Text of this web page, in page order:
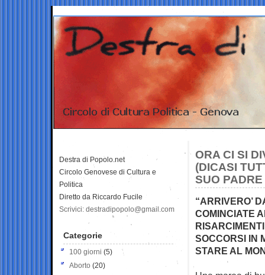
ORA CI SI
(DICASI
SUO PADRE
“ARRIVERO’
COMINCIATE
SOCCORSI IN
STARE AL
Destra di Popolo.net
Circolo Genovese di Cultura e
Politica
Diretto da Riccardo Fucile
Scrivici: destradipopolo@gmail.com
Categorie
100 giorni (5)
Aborto (20)